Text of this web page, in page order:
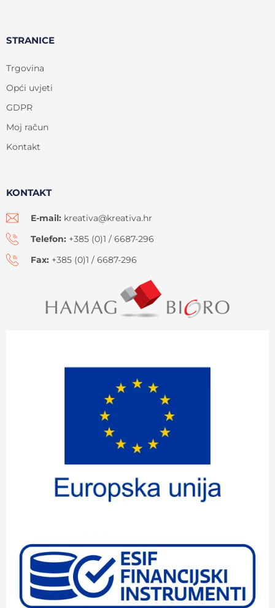
STRANICE
Trgovina
Opći uvjeti
GDPR
Moj račun
Kontakt
KONTAKT
E-mail: kreativa@kreativa.hr
Telefon: +385 (0)1 / 6687-296
Fax: +385 (0)1 / 6687-296